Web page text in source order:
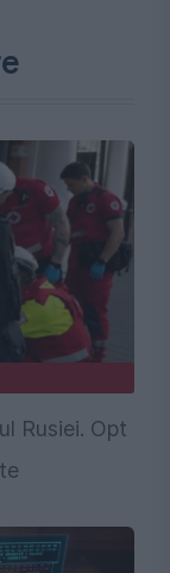
Rusiei. Opt